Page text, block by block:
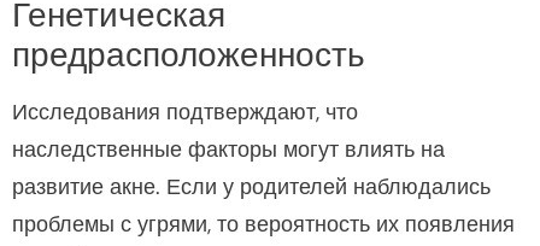
Генетическая
предрасположенность
Исследования подтверждают, что
наследственные факторы могут влиять на
развитие акне. Если у родителей наблюдались
проблемы с угрями, то вероятность их появления